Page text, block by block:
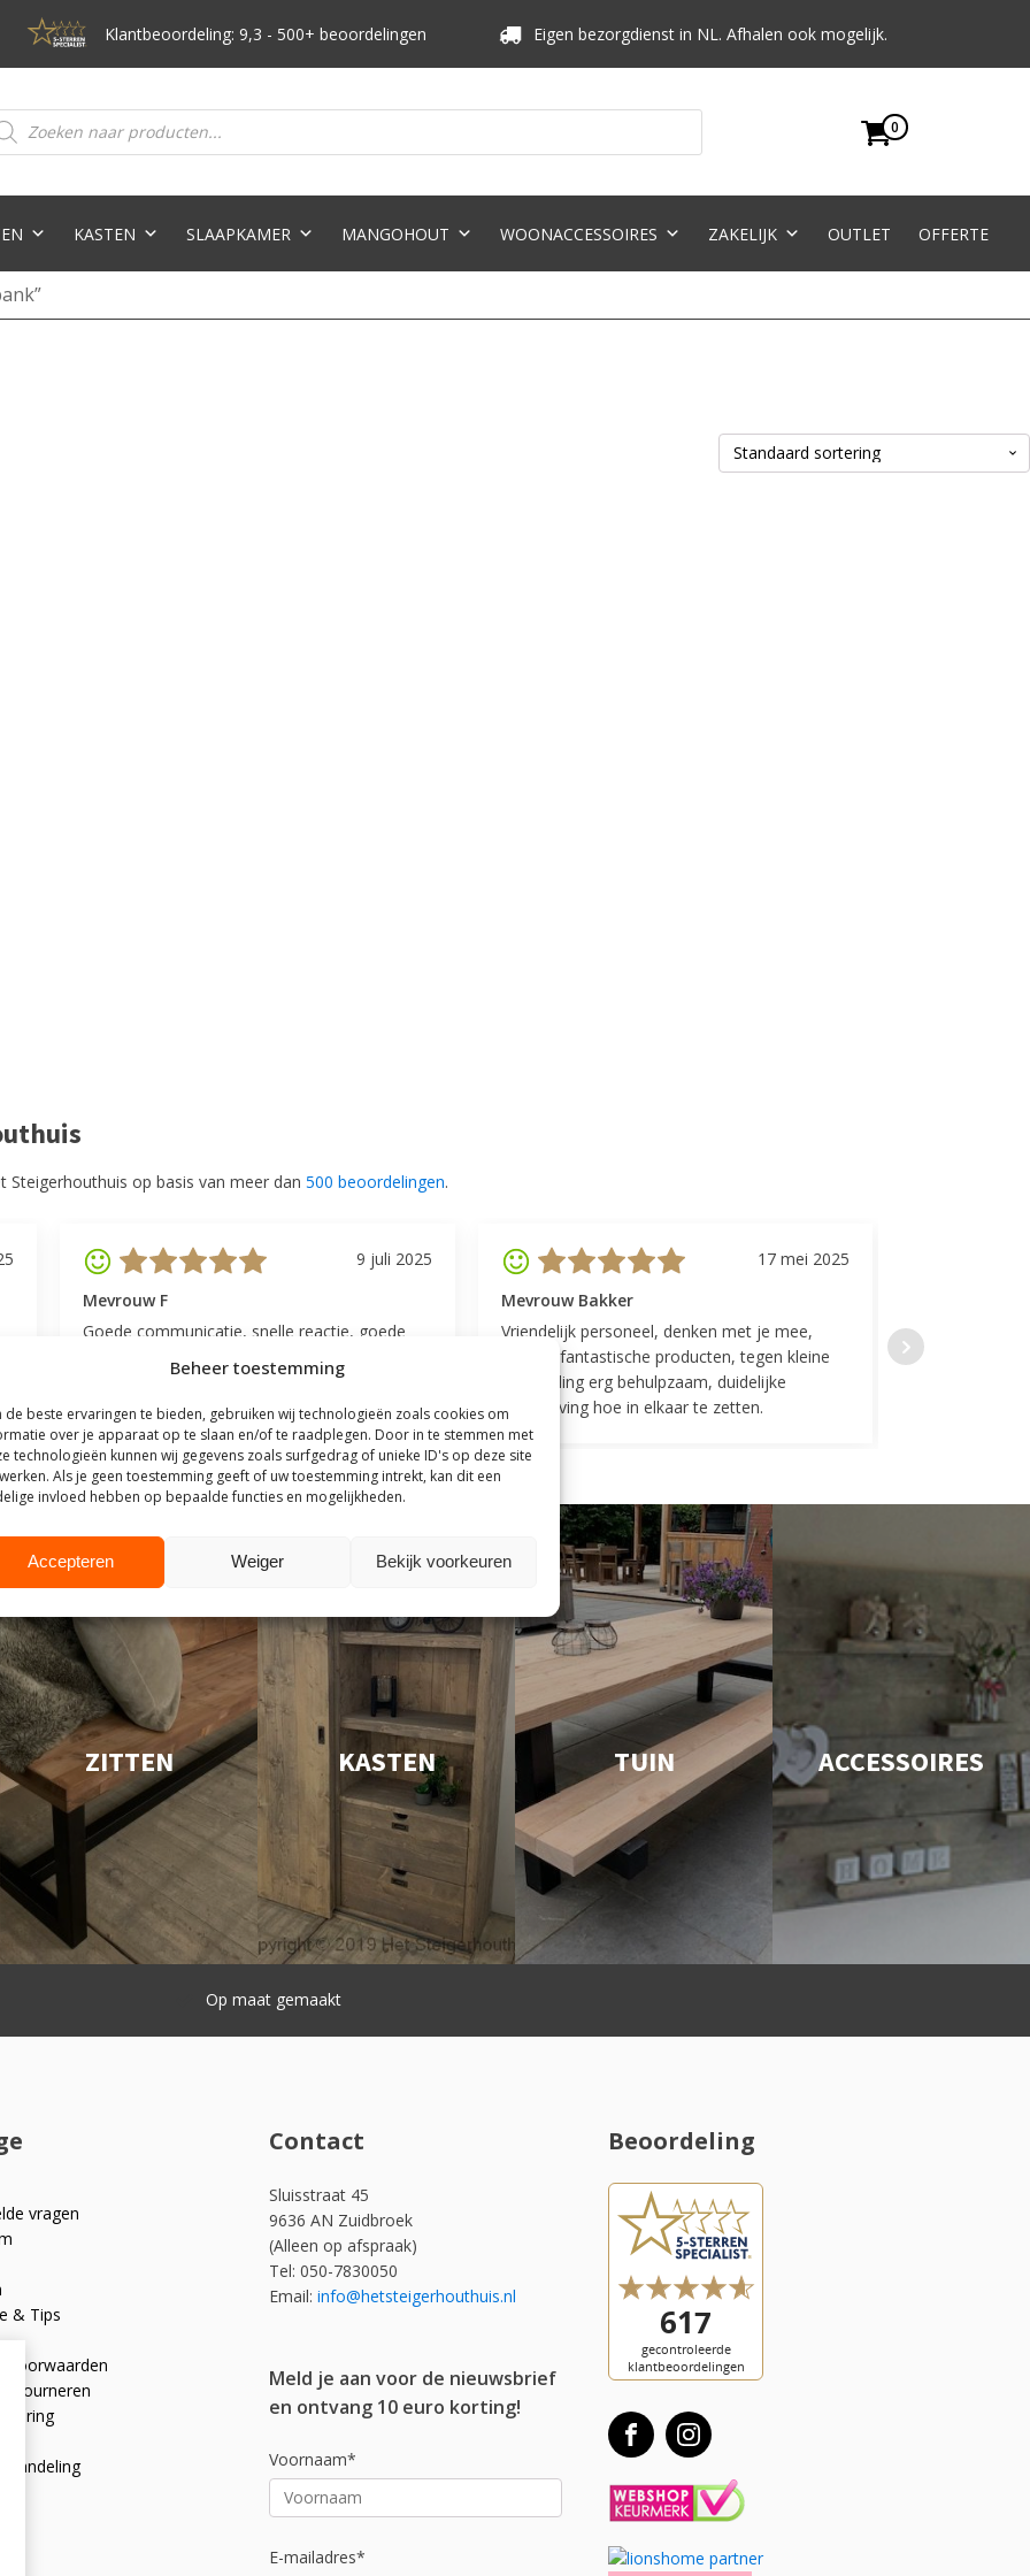
Beheer toestemming
de beste ervaringen te bieden, gebruiken wij technologieën zoals cookies om
over je apparaat op te slaan en/of te raadplegen. Door in te stemmen met
technologieën kunnen wij gegevens zoals surfgedrag of unieke ID's op deze site
Als je geen toestemming geeft of uw toestemming intrekt, kan dit een
invloed hebben op bepaalde functies en mogelijkheden.
Accepteren Weiger Bekijk voorkeuren
Klantbeoordeling: 9,3 - 500+ beoordelingen Eigen bezorgdienst in NL. Afhalen ook mogelijk.
0
KASTEN SLAAPKAMER MANGOHOUT WOONACCESSOIRES ZAKELIJK OUTLET OFFERTE
op basis van meer dan 500 beoordelingen.
9 juli 2025
Mevrouw F
Goede communicatie, snelle reactie, goede
17 mei 2025
Mevrouw Bakker
Vriendelijk personeel, denken met je mee,
leveren fantastische producten, tegen kleine
vergoeding erg behulpzaam, duidelijke
beschrijving hoe in elkaar te zetten.
Top geregeld!
indelingen die
ZITTEN KASTEN TUIN ACCESSOIRES
vragen
& Tips
voorwaarden
retourneren
Contact
Sluisstraat 45
9636 AN Zuidbroek
(Alleen op afspraak)
Tel: 050-7830050
Email: info@hetsteigerhouthuis.nl
Meld je aan voor de nieuwsbrief
en ontvang 10 euro korting!
Voornaam*
E-mailadres*
Beoordeling